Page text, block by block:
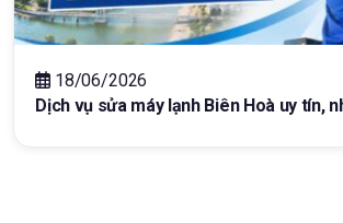
18/06/2026
Dịch vụ sửa máy lạnh Biên Hoà uy tín,